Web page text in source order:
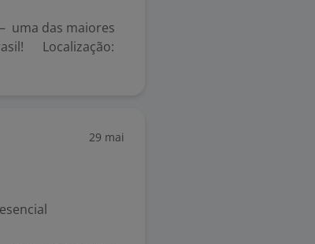
uma das maiores
Localização:
29 mai